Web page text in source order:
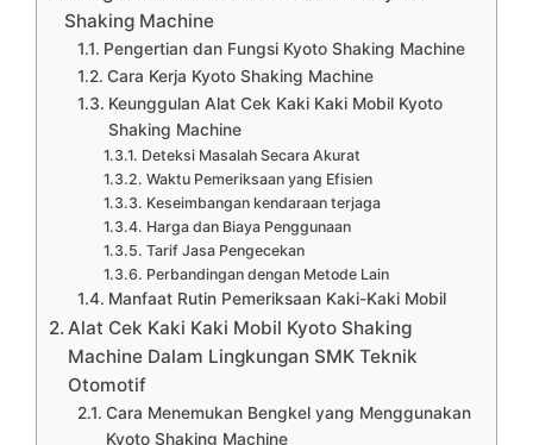
Shaking Machine
Pengertian dan Fungsi Kyoto Shaking Machine
Cara Kerja Kyoto Shaking Machine
Keunggulan Alat Cek Kaki Kaki Mobil Kyoto
Shaking Machine
Deteksi Masalah Secara Akurat
Waktu Pemeriksaan yang Efisien
Keseimbangan kendaraan terjaga
Harga dan Biaya Penggunaan
Tarif Jasa Pengecekan
Perbandingan dengan Metode Lain
Manfaat Rutin Pemeriksaan Kaki-Kaki Mobil
Alat Cek Kaki Kaki Mobil Kyoto Shaking
Machine Dalam Lingkungan SMK Teknik
Otomotif
Cara Menemukan Bengkel yang Menggunakan
Kyoto Shaking Machine